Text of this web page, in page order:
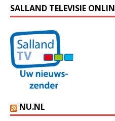
SALLAND TELEVISIE
NU.NL